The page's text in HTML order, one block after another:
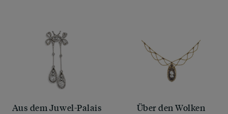
Aus dem Juwel-Palais Über den Wolken